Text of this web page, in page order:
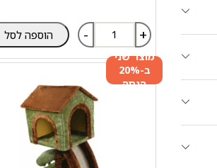
- + הוספה לסל
מוצר שני
ב-20%
הנחה